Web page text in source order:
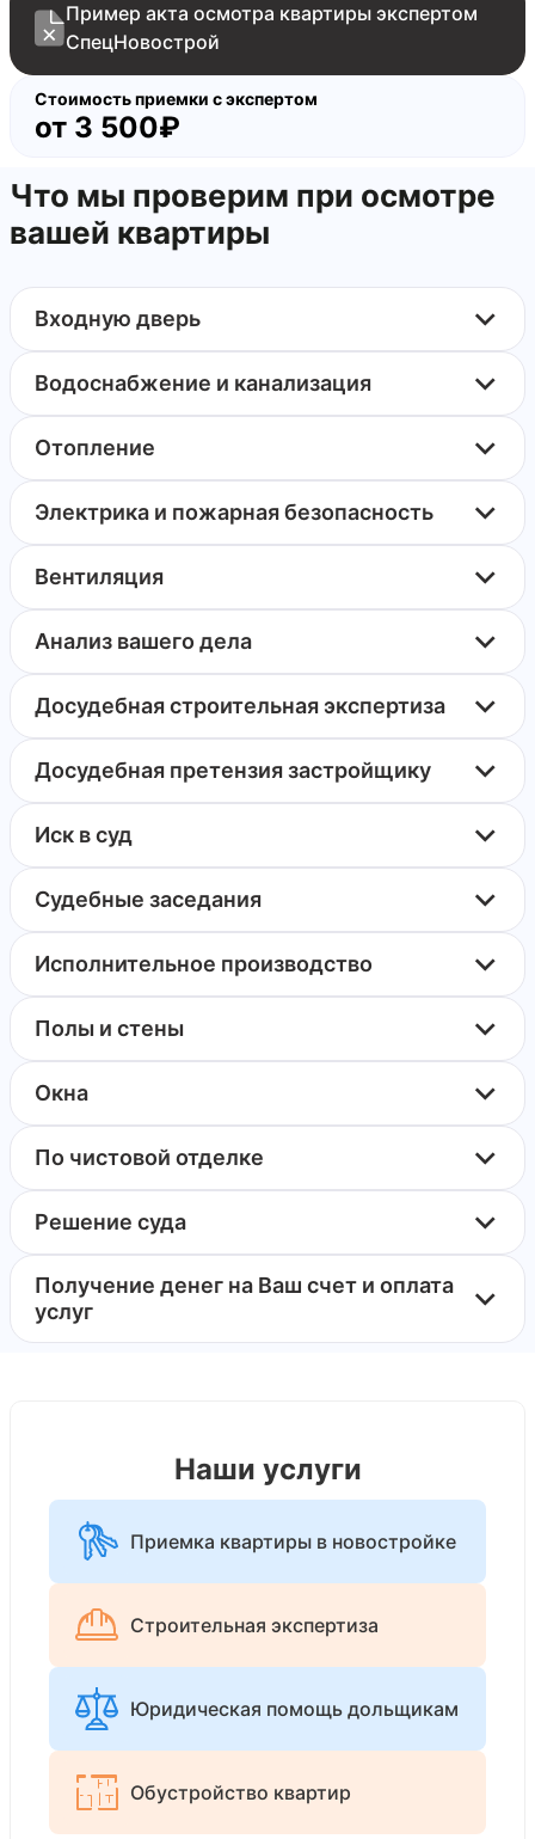
Пример акта осмотра квартиры экспертом
СпецНовострой
Стоимость приемки с экспертом
от 3 500₽
Что мы проверим при осмотре
вашей квартиры
Входную дверь
Водоснабжение и канализация
Отопление
Электрика и пожарная безопасность
Вентиляция
Анализ вашего дела
Досудебная строительная экспертиза
Досудебная претензия застройщику
Иск в суд
Судебные заседания
Исполнительное производство
Полы и стены
Окна
По чистовой отделке
Решение суда
Получение денег на Ваш счет и оплата
услуг
Наши услуги
Приемка квартиры в новостройке
Строительная экспертиза
Юридическая помощь дольщикам
Обустройство квартир